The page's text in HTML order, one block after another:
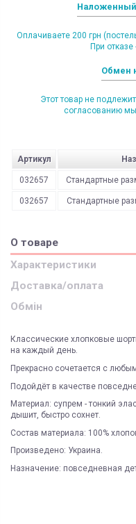
Наложенный
Оплачиваете 200 грн
При
Обмен
Этот товар не
согласованию
Артикул
032657 Стандартные
032657 Стандартные
О товаре
Характеристики
Доставка/оплата
Обмін
Классические хлопковые
на каждый день.
Прекрасно сочетается с
Подойдёт в качестве
Материал: супрем - тонкий
дышит, быстро сохнет.
Состав материала: 100%
Произведено: Украина.
Назначение: повседневная